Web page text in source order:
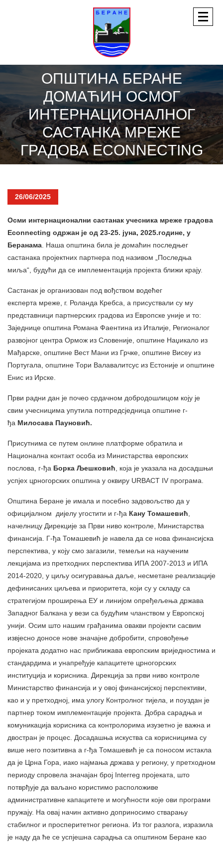
ОПШТИНА БЕРАНЕ
ДОМАЋИН ОСМОГ
ИНТЕРНАЦИОНАЛНОГ
САСТАНКА МРЕЖЕ
ГРАДОВА ECONNECTING
26/06/2025
Осми интернационални састанак учесника мреже градова
Econnecting одржан је од 23-25. јуна, 2025.године, у
Беранама. Наша општина била је домаћин последњег
састанака пројектних партнера под називом „Последња
миља“, будући да се имплементација пројекта ближи крају.
Састанак је организован под вођством водећег
експерта мреже, г. Роланда Кребса, а присуствали су му
представници партнерских градова из Европске уније и то:
Заједнице општина Романа Фаентина из Италије, Регионалог
развојног центра Ормож из Словеније, општине Наџикало из
Мађарске, општине Вест Мани из Грчке, општине Висеу из
Португала, општине Тори Валавалитсус из Естоније и општине
Енис из Ирске.
Први радни дан је почео срдачном добродошлицом коју је
свим учесницима упутила потпредсједница општине г-
ђа Милосава Пауновић.
Присутнима се путем онлине платформе обратила и
Национална контакт особа из Министарства европских
послова, г-ђа Борка Љешковић, која је указала на досадшњи
успјех црногорских општина у оквиру URBACT IV програма.
Општина Беране је имала и посебно задовољство да у
официјалном дијелу угостити и г-ђа Кану Томашевић,
начелницу Дирекције за Први ниво контроле, Министарства
финансија. Г-ђа Томашевић је навела да се нова финансијска
перспектива, у коју смо загазили, темељи на наученим
лекцијама из претходних перспектива ИПА 2007-2013 и ИПА
2014-2020, у циљу осигуравања даље, несметане реализације
дефинисаних циљева и приоритета, који су у складу са
стратегијом проширења ЕУ и линијом опређељења држава
Западног Балкана у вези са будућим чланством у Европској
унији. Осим што нашим грађанима овакви пројекти сасвим
извјесно доносе нове значајне добробити, спровођење
пројеката додатно нас приближава европским вриједностима и
стандардима и унапређује капацитете црногорских
институција и корисника. Дирекција за први ниво контроле
Министарство финансија и у овој финансијској перспективи,
као и у претходној, има улогу Контролног тијела, и поуздан је
партнер током имплементације пројекта. Добра сарадња и
комуникација корисника са контролорима изузетно је важна и
двостран је процес. Досадашња искуства са корисницима су
више него позитивна а г-ђа Томашевић је са поносом истакла
да је Црна Гора, иако најмања држава у региону, у претходном
периоду спровела значајан број Interreg пројеката, што
потврђује да ваљано користимо расположиве
административне капацитете и могућности које ови програми
пружају. На овај начин активно доприносимо стварању
стабилног и просперитетног региона. Из тог разлога, изразила
је наду да ће се успјешна сарадња са општином Беране као